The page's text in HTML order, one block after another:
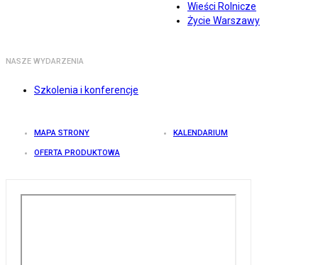
Wieści Rolnicze
Życie Warszawy
NASZE WYDARZENIA
Szkolenia i konferencje
MAPA STRONY KALENDARIUM
OFERTA PRODUKTOWA